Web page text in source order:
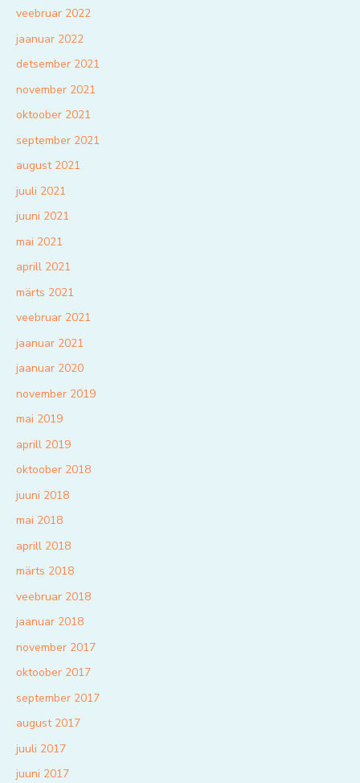
veebruar 2022
jaanuar 2022
detsember 2021
november 2021
oktoober 2021
september 2021
august 2021
juuli 2021
juuni 2021
mai 2021
aprill 2021
märts 2021
veebruar 2021
jaanuar 2021
jaanuar 2020
november 2019
mai 2019
aprill 2019
oktoober 2018
juuni 2018
mai 2018
aprill 2018
märts 2018
veebruar 2018
jaanuar 2018
november 2017
oktoober 2017
september 2017
august 2017
juuli 2017
juuni 2017